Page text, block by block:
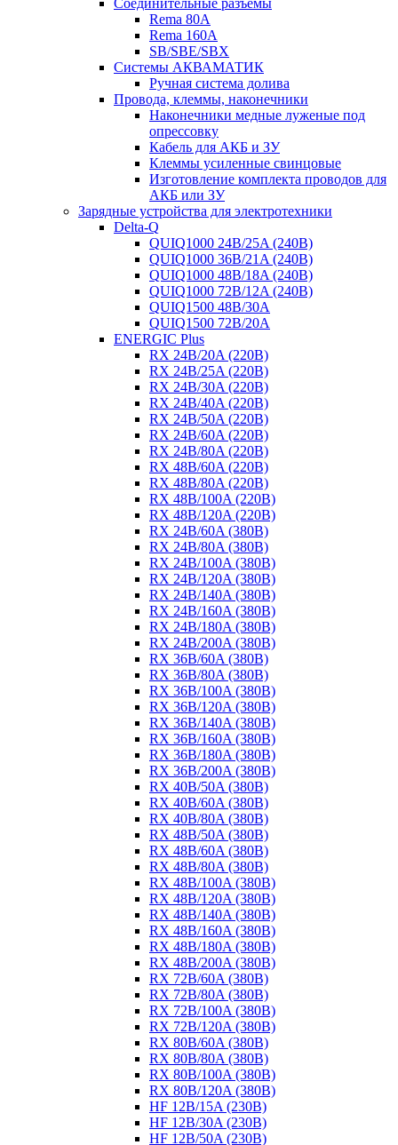
Rema 80A
Rema 160A
SB/SBE/SBX
Системы АКВАМАТИК
Ручная система долива
Провода, клеммы, наконечники
Наконечники медные луженые под
опрессовку
Кабель для АКБ и ЗУ
Клеммы усиленные свинцовые
Изготовление комплекта проводов для
АКБ или ЗУ
Зарядные устройства для электротехники
Delta-Q
QUIQ1000 24B/25A (240B)
QUIQ1000 36B/21A (240B)
QUIQ1000 48B/18A (240B)
QUIQ1000 72B/12A (240B)
QUIQ1500 48B/30A
QUIQ1500 72B/20A
ENERGIC Plus
RX 24B/20A (220B)
RX 24B/25A (220B)
RX 24B/30A (220B)
RX 24B/40A (220B)
RX 24B/50A (220B)
RX 24B/60A (220B)
RX 24B/80A (220B)
RX 48B/60A (220B)
RX 48B/80A (220B)
RX 48B/100A (220B)
RX 48B/120A (220B)
RX 24B/60A (380B)
RX 24B/80A (380B)
RX 24B/100A (380B)
RX 24B/120A (380B)
RX 24B/140A (380B)
RX 24B/160A (380B)
RX 24B/180A (380B)
RX 24B/200A (380B)
RX 36B/60A (380B)
RX 36B/80A (380B)
RX 36B/100A (380B)
RX 36B/120A (380B)
RX 36B/140A (380B)
RX 36B/160A (380B)
RX 36B/180A (380B)
RX 36B/200A (380B)
RX 40B/50A (380B)
RX 40B/60A (380B)
RX 40B/80A (380B)
RX 48B/50A (380B)
RX 48B/60A (380B)
RX 48B/80A (380B)
RX 48B/100A (380B)
RX 48B/120A (380B)
RX 48B/140A (380B)
RX 48B/160A (380B)
RX 48B/180A (380B)
RX 48B/200A (380B)
RX 72B/60A (380B)
RX 72B/80A (380B)
RX 72B/100A (380B)
RX 72B/120A (380B)
RX 80B/60A (380B)
RX 80B/80A (380B)
RX 80B/100A (380B)
RX 80B/120A (380B)
HF 12B/15A (230B)
HF 12B/30A (230B)
HF 12B/50A (230B)